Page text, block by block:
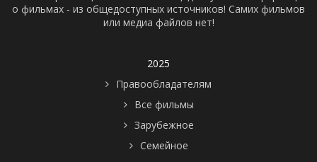
о фильмах - из общедоступных источников! Самих фильмов
или медиа файлов нет!
2025
Правообладателям
Все фильмы
Зарубежное
Семейное